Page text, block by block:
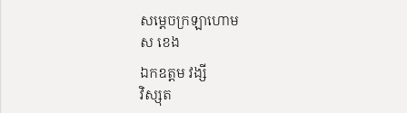
សម្ដេចក្រឡាហោម
ស ខេង
ឯកឧត្តម វង្សី
វិស្សុត